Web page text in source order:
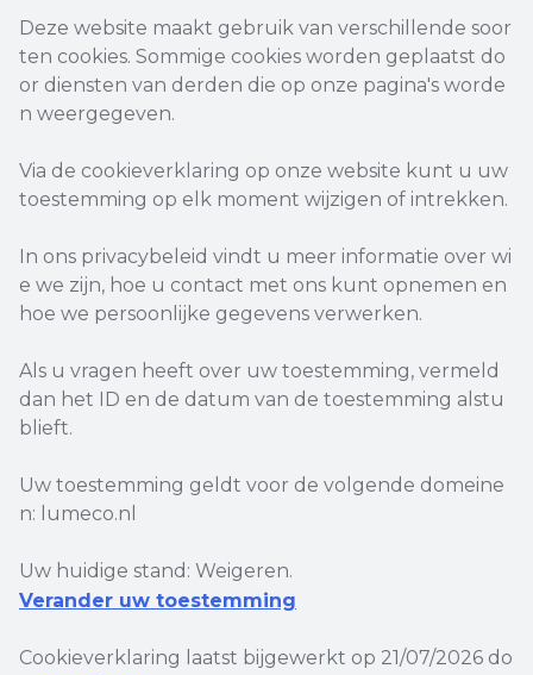
Deze website maakt gebruik van verschillende soor
ten cookies. Sommige cookies worden geplaatst do
or diensten van derden die op onze pagina's worde
n weergegeven.
Via de cookieverklaring op onze website kunt u uw
toestemming op elk moment wijzigen of intrekken.
In ons privacybeleid vindt u meer informatie over wi
e we zijn, hoe u contact met ons kunt opnemen en
hoe we persoonlijke gegevens verwerken.
Als u vragen heeft over uw toestemming, vermeld
dan het ID en de datum van de toestemming alstu
blieft.
Uw toestemming geldt voor de volgende domeine
n: lumeco.nl
Uw huidige stand: Weigeren.
Verander uw toestemming
Cookieverklaring laatst bijgewerkt op 21/07/2026 do